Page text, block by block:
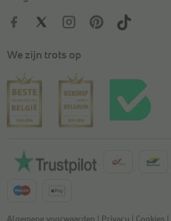
We zijn trots op